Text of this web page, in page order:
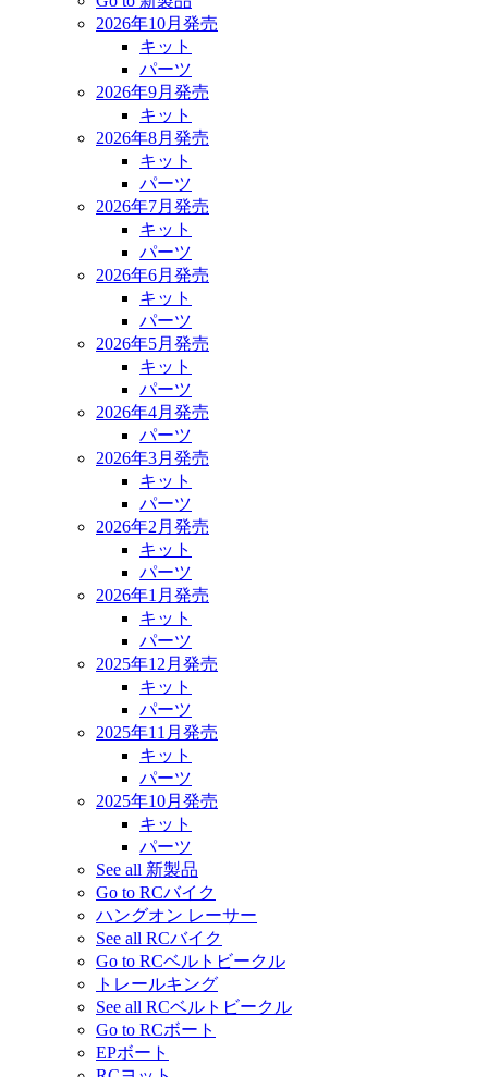
2026年10月発売
キット
パーツ
2026年9月発売
キット
2026年8月発売
キット
パーツ
2026年7月発売
キット
パーツ
2026年6月発売
キット
パーツ
2026年5月発売
キット
パーツ
2026年4月発売
パーツ
2026年3月発売
キット
パーツ
2026年2月発売
キット
パーツ
2026年1月発売
キット
パーツ
2025年12月発売
キット
パーツ
2025年11月発売
キット
パーツ
2025年10月発売
キット
パーツ
See all 新製品
Go to RCバイク
ハングオン レーサー
See all RCバイク
Go to RCベルトビークル
トレールキング
See all RCベルトビークル
Go to RCボート
EPボート